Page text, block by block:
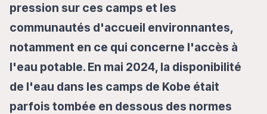
pression sur ces camps et les
communautés d'accueil environnantes,
notamment en ce qui concerne l'accès à
l'eau potable. En mai 2024, la disponibilité
de l'eau dans les camps de Kobe était
parfois tombée en dessous des normes